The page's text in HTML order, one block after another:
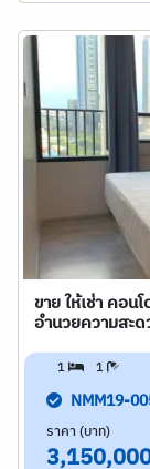
ขาย ให้เช่า คอน
อำนวยความสะ
1 1
NMM19-
ราคา (บาท)